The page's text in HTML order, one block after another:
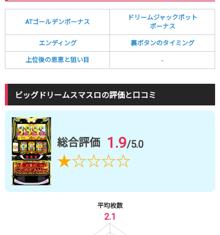
ATゴールデンボーナス
ドリームジャックポット
ボーナス
エンディング 裏ボタンのタイミング
上位後の恩恵と狙い目 -
ビッグドリームスマスロの評価と口コミ
総合評価 1.9/5.0
★☆☆☆☆
2.1
平均枚数